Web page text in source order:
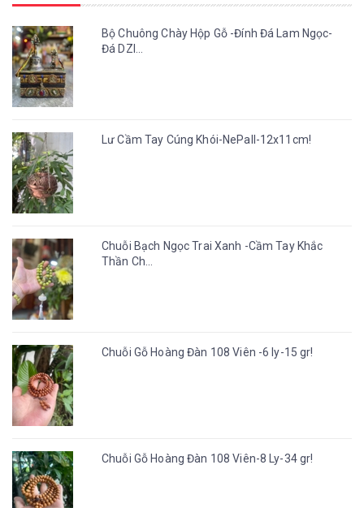
Bộ Chuông Chày Hộp Gỗ -Đính Đá Lam Ngọc-
Đá DZI...
Lư Cầm Tay Cúng Khói-NePall-12x11cm!
Chuỗi Bạch Ngọc Trai Xanh -Cầm Tay Khắc
Thần Ch...
Chuỗi Gỗ Hoàng Đàn 108 Viên -6 ly-15 gr!
Chuỗi Gỗ Hoàng Đàn 108 Viên-8 Ly-34 gr!